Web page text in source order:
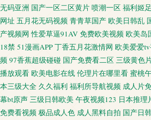
无码亚洲 国产一区二区黄片 喷潮一区 福利姬
网址 五月花无码视频 青青草国产 欧美日韩乱
产视频网 性爱草逼91AV 免费欧美视频 欧美岛
18禁 51漫画APP 丁香五月花激情网 欧美爱爱
频 97香蕉超级碰碰 国产免费看二区 三级黄色
播放观看 欧美电影在线 伦理片在哪里看 蜜桃
本三级大全 久久福利 福利所导航视频 成人片
幕bt原声 三级日韩欧美 午夜视频123 日本推理
免费看视频 极品成人色 成人黑料自拍 国产日